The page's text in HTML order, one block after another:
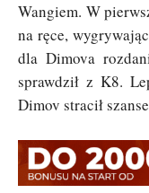
Wangiem. W
na ręce,
dla Dimova
sprawdził z K8.
Dimov stracił